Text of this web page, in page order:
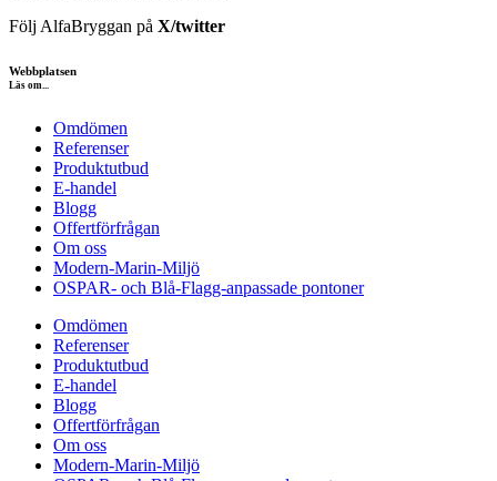
Följ AlfaBryggan på X/twitter
Webbplatsen
Läs om...
Omdömen
Referenser
Produktutbud
E-handel
Blogg
Offertförfrågan
Om oss
Modern-Marin-Miljö
OSPAR- och Blå-Flagg-anpassade pontoner
Omdömen
Referenser
Produktutbud
E-handel
Blogg
Offertförfrågan
Om oss
Modern-Marin-Miljö